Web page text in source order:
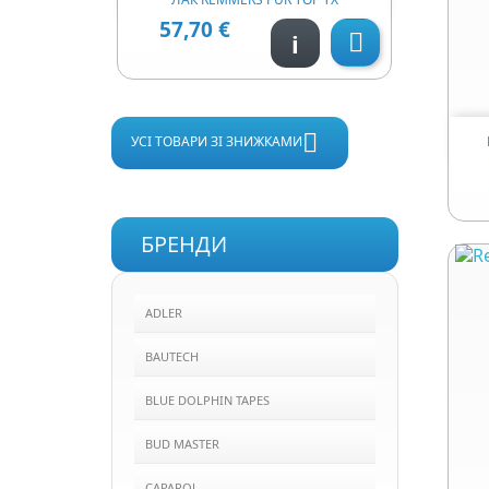
Ціна
57,70 € 
i
УСІ ТОВАРИ ЗІ ЗНИЖКАМИ
БРЕНДИ
ADLER
BAUTECH
BLUE DOLPHIN TAPES
BUD MASTER